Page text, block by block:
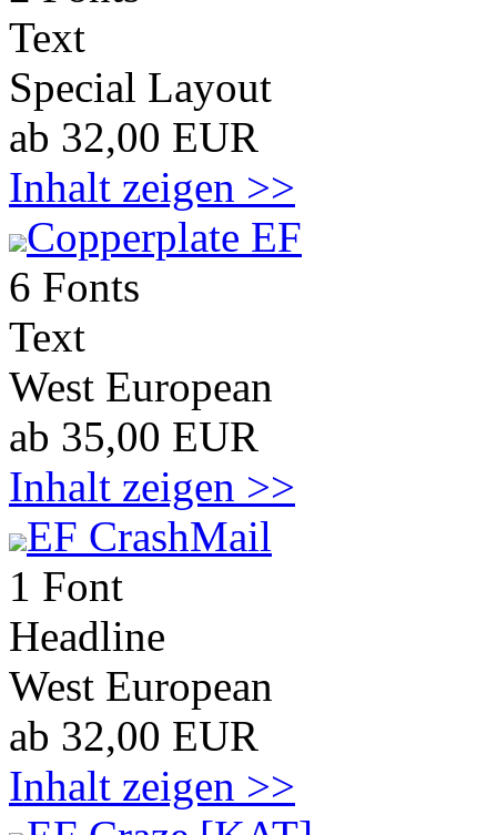
Text
Special Layout
ab 32,00 EUR
Inhalt zeigen >>
Copperplate EF
6 Fonts
Text
West European
ab 35,00 EUR
Inhalt zeigen >>
EF CrashMail
1 Font
Headline
West European
ab 32,00 EUR
Inhalt zeigen >>